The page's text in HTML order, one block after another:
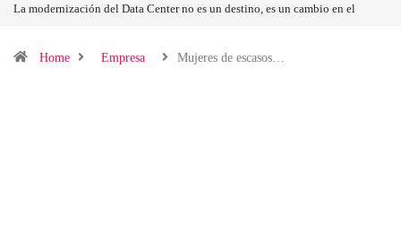
La modernización del Data Center no es un destino, es un cambio en el
Home
Empresa Mujeres de escasos…